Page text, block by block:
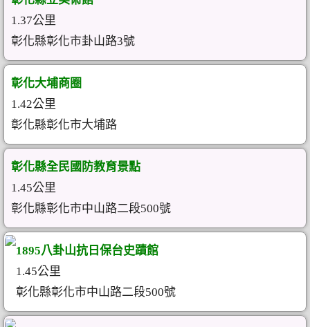
1.37公里
彰化縣彰化市卦山路3號
彰化大埔商圈
1.42公里
彰化縣彰化市大埔路
彰化縣全民國防教育景點
1.45公里
彰化縣彰化市中山路二段500號
1895八卦山抗日保台史蹟館
1.45公里
彰化縣彰化市中山路二段500號